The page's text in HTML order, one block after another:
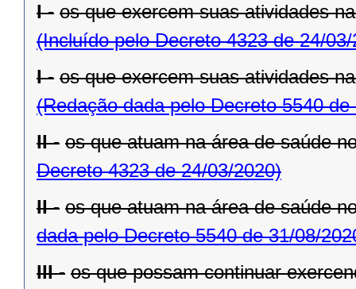
I - os que exercem suas atividades
(Incluído pelo Decreto 4323 de 24/
I - os que exercem suas atividades
(Redação dada pelo Decreto 5540 de
II - os que atuam na área de saúde
Decreto 4323 de 24/03/2020)
II - os que atuam na área de saúde
dada pelo Decreto 5540 de 31/08/
III - os que possam continuar